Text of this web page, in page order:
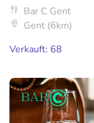
Bar C Gent
Gent (6km)
Verkauft: 68